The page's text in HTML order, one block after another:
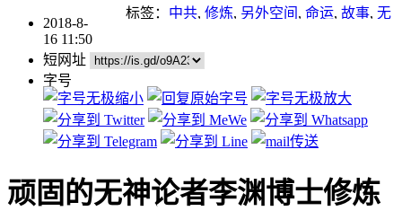
标签： 中共, 修炼, 另外空间 , 命运, 故事, 无
奖,迫害,迫害法轮功
2018-8-
16 11:50
短网址
字号
顽固的无神论者李渊博士修炼